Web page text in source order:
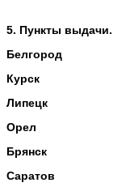
5. Пункты выдачи.
Белгород
Курск
Липецк
Орел
Брянск
Саратов